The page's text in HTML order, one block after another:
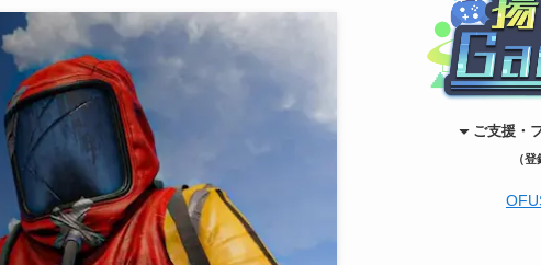
ご支援・
（